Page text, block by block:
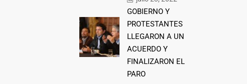
GOBIERNO Y
PROTESTANTES
LLEGARON A UN
ACUERDO Y
FINALIZARON EL
PARO